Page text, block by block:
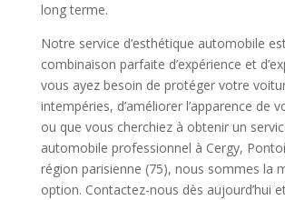
long terme.
Notre service d’esthétique automobile
combinaison parfaite d’expérience et
vous ayez besoin de protéger votre
intempéries, d’améliorer l’apparence de
ou que vous cherchiez à obtenir un
automobile professionnel à Cergy,
région parisienne (75), nous sommes la
option. Contactez-nous dès aujourd’hui